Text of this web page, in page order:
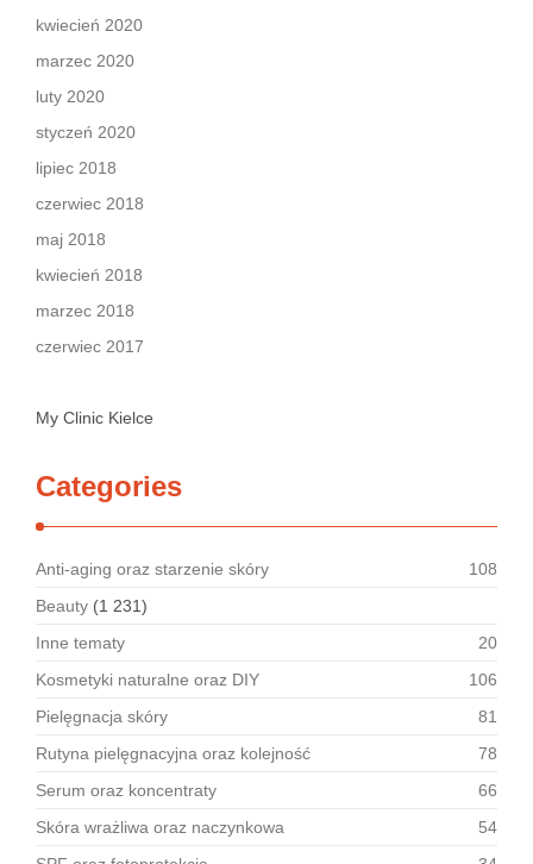
kwiecień 2020
marzec 2020
luty 2020
styczeń 2020
lipiec 2018
czerwiec 2018
maj 2018
kwiecień 2018
marzec 2018
czerwiec 2017
My Clinic Kielce
Categories
Anti-aging oraz starzenie skóry
108
Beauty (1 231)
Inne tematy
20
Kosmetyki naturalne oraz DIY
106
Pielęgnacja skóry
81
Rutyna pielęgnacyjna oraz kolejność
78
Serum oraz koncentraty
66
Skóra wrażliwa oraz naczynkowa
54